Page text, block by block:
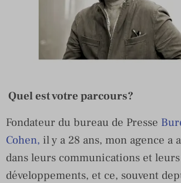
Quel est votre parcours?
Fondateur du bureau de Presse
Cohen, il y a 28 ans, mon agence a
dans leurs communications et leurs
développements, et ce, souvent